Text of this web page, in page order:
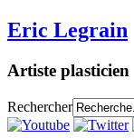
Eric Legrain
Artiste plasticien
Rechercher